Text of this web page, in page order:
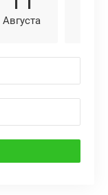
Августа